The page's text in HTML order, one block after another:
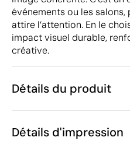
événements ou les
attire l’attention. En le
impact visuel durable,
créative.
Détails du produit
Caractéristiques
Code du produit
Détails d'impression